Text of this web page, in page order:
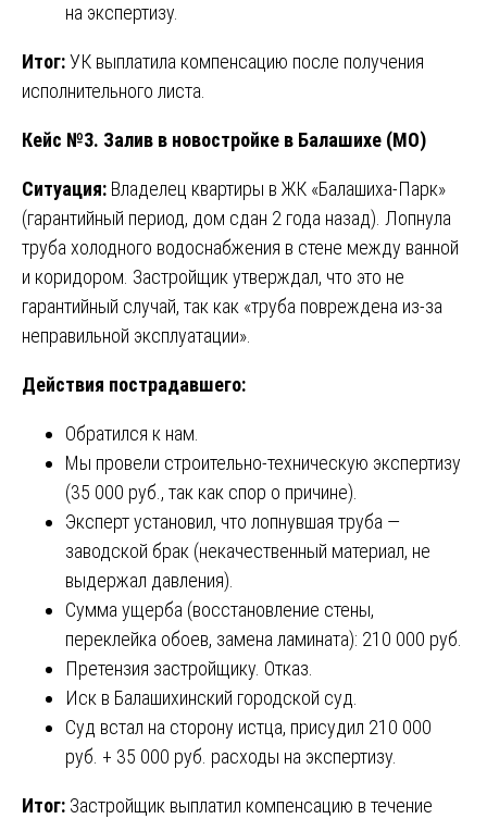
на экспертизу.
Итог:УК выплатила компенсацию после получения
исполнительного листа.
Кейс №3. Залив в новостройке в Балашихе (МО)
Ситуация: Владелец квартиры в ЖК «Балашиха-Парк»
(гарантийный период, дом сдан 2 года назад). Лопнула
труба холодного водоснабжения в стене между ванной
и коридором. Застройщик утверждал, что это не
гарантийный случай, так как «труба повреждена из-за
неправильной эксплуатации».
Действия пострадавшего:
Обратился к нам.
Мы провели строительно-техническую экспертизу
(35 000 руб., так как спор о причине).
Эксперт установил, что лопнувшая труба —
заводской брак (некачественный материал, не
выдержал давления).
Сумма ущерба (восстановление стены,
переклейка обоев, замена ламината): 210 000 руб.
Претензия застройщику. Отказ.
Иск в Балашихинский городской суд.
Суд встал на сторону истца, присудил 210 000
руб. + 35 000 руб. расходы на экспертизу.
Итог: Застройщик выплатил компенсацию в течение